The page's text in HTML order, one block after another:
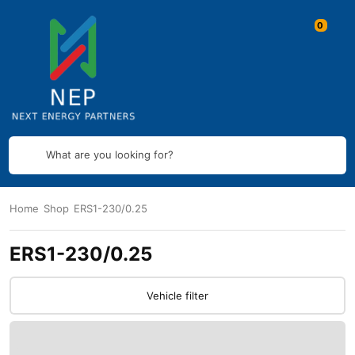
What are you looking for?
Home Shop ERS1-230/0.25
ERS1-230/0.25
Vehicle filter